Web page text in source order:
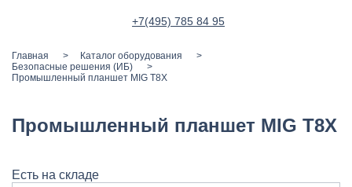
+7(495) 785 84 95
Главная
Каталог оборудования
Безопасные решения (ИБ)
Промышленный планшет MIG T8X
Промышленный планшет MIG T8X
Есть на складе